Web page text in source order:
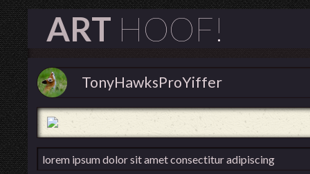
ART HOOF!
TonyHawksProYiffer
lorem ipsum dolor sit amet consectitur adipiscing